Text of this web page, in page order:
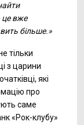
це вже
більше.»
тільки
з царини
які
про
саме
«Рок-клубу»